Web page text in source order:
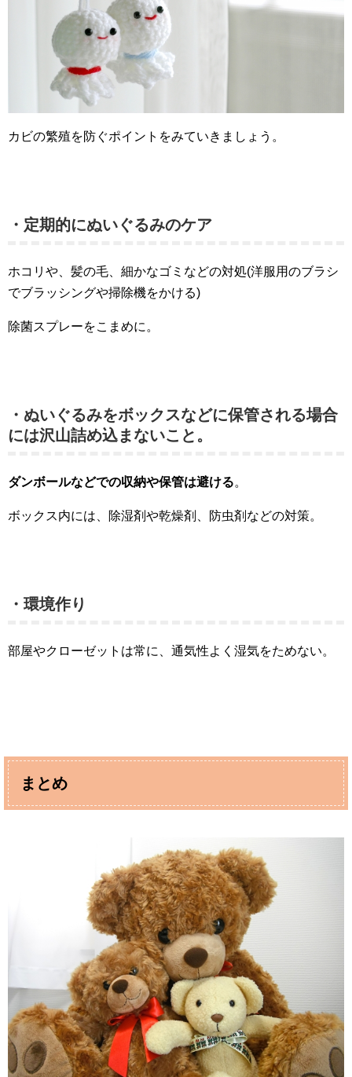
カビの繁殖を防ぐポイントをみていきましょう。
・定期的にぬいぐるみのケア
ホコリや、髪の毛、細かなゴミなどの対処(洋服用のブラシ
でブラッシングや掃除機をかける)
除菌スプレーをこまめに。
・ぬいぐるみをボックスなどに保管される場合
には沢山詰め込まないこと。
ダンボールなどでの収納や保管は避ける。
ボックス内には、除湿剤や乾燥剤、防虫剤などの対策。
・環境作り
部屋やクローゼットは常に、通気性よく湿気をためない。
まとめ